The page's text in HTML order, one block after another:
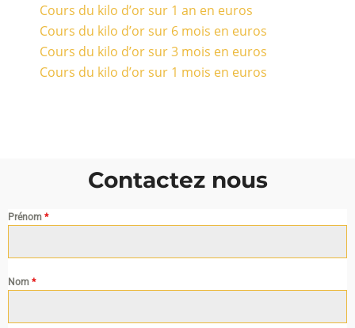
Cours du kilo d’or sur 1 an en euros
Cours du kilo d’or sur 6 mois en euros
Cours du kilo d’or sur 3 mois en euros
Cours du kilo d’or sur 1 mois en euros
Contactez nous
Prénom *
Nom *